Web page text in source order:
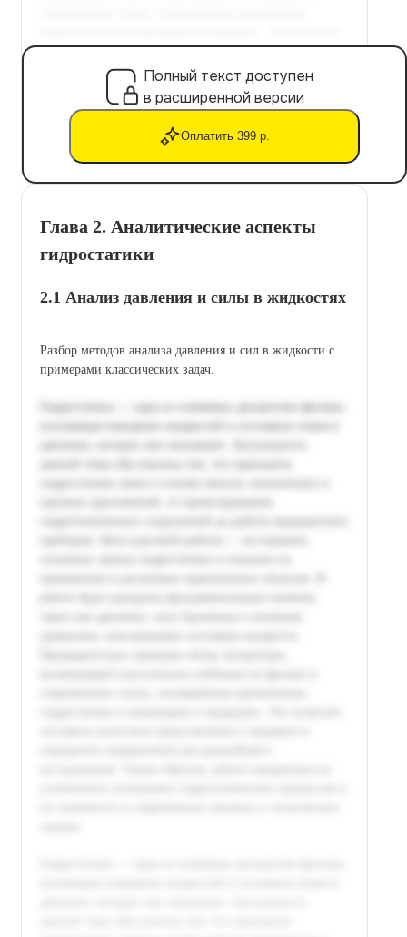
Полный текст доступен
в расширенной версии
Оплатить 399 р.
Глава 2. Аналитические аспекты
гидростатики
2.1 Анализ давления и силы в жидкостях
Разбор методов анализа давления и сил в жидкости с
примерами классических задач.